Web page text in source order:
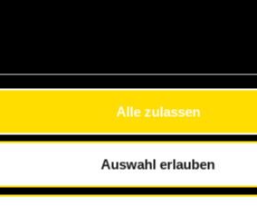
Alle zulassen
Auswahl erlauben
Michael.Jann@masteroil.com